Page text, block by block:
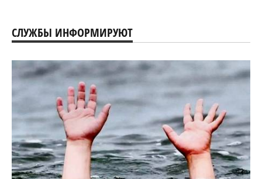
СЛУЖБЫ ИНФОРМИРУЮТ